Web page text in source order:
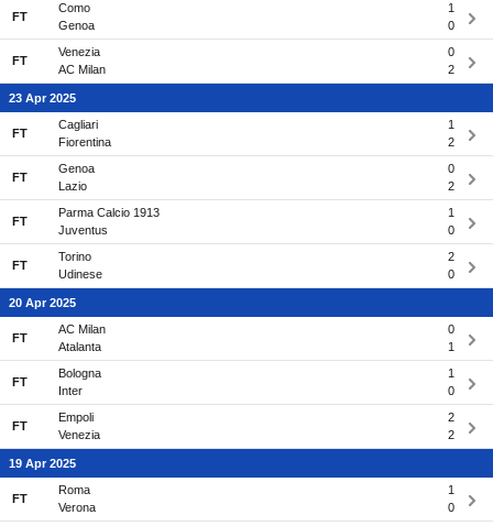
FT
Como
1
Genoa
0
FT
Venezia
0
AC Milan
2
23 Apr 2025
FT
Cagliari
1
Fiorentina
2
FT
Genoa
0
Lazio
2
FT
Parma Calcio 1913
1
Juventus
0
FT
Torino
2
Udinese
0
20 Apr 2025
FT
AC Milan
0
Atalanta
1
FT
Bologna
1
Inter
0
FT
Empoli
2
Venezia
2
19 Apr 2025
FT
Roma
1
Verona
0